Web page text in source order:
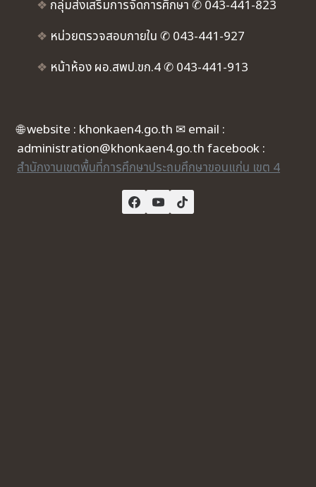
❖ กลุ่มส่งเสริมการจัดการศึกษา ✆ 043-441-823
❖ หน่วยตรวจสอบภายใน ✆ 043-441-927
❖ หน้าห้อง ผอ.สพป.ขก.4 ✆ 043-441-913
🌐 website : khonkaen4.go.th ✉ email :
administration@khonkaen4.go.th facebook :
สำนักงานเขตพื้นที่การศึกษาประถมศึกษาขอนแก่น เขต 4